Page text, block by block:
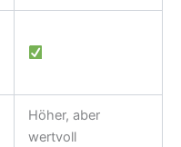
Höher, aber
wertvoll